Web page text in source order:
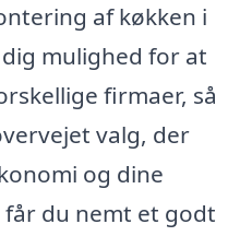
af køkken i
mulighed for at
firmaer, så
valg, der
og dine
får du nemt et godt